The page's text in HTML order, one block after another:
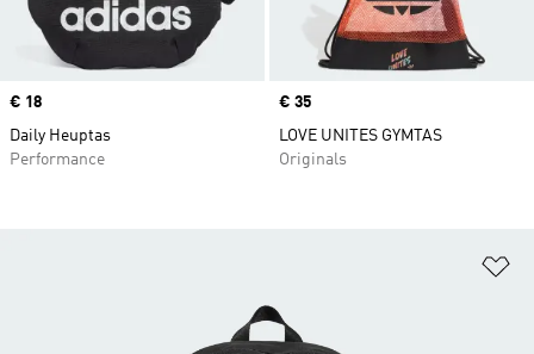
Price
€ 18
Daily Heuptas
Performance
Price
€ 35
LOVE UNITES GYMTAS
Originals